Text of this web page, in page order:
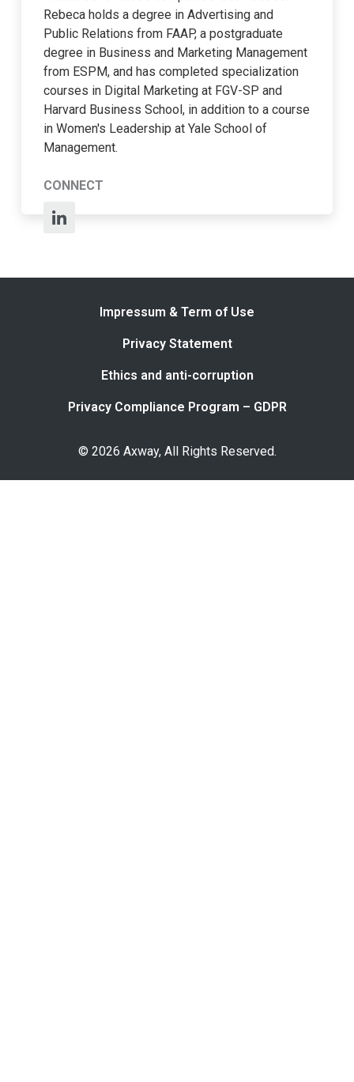
Rebeca holds a degree in Advertising and
Public Relations from FAAP, a postgraduate
degree in Business and Marketing Management
from ESPM, and has completed specialization
courses in Digital Marketing at FGV-SP and
Harvard Business School, in addition to a course
in Women's Leadership at Yale School of
Management.
CONNECT
Impressum & Term of Use
Privacy Statement
Ethics and anti-corruption
Privacy Compliance Program – GDPR
© 2026 Axway, All Rights Reserved.